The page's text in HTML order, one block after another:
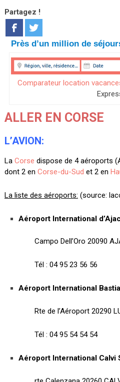
Partagez !
Près d’un million de
Comparateur location
ALLER EN CORSE
L’AVION:
La Corse dispose de 4 aéroports
dont 2 en Corse-du-Sud et 2 en
La liste des aéroports: (source:
Aéroport International
Campo Dell’Oro 20090
Tél : 04 95 23 56 56
Aéroport International
Rte de l’Aéroport 20290
Tél : 04 95 54 54 54
Aéroport International Calvi